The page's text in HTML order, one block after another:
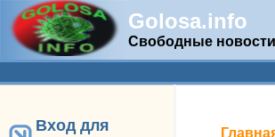
Golosa.info
Свободные
Дополнительное меню
Вход для